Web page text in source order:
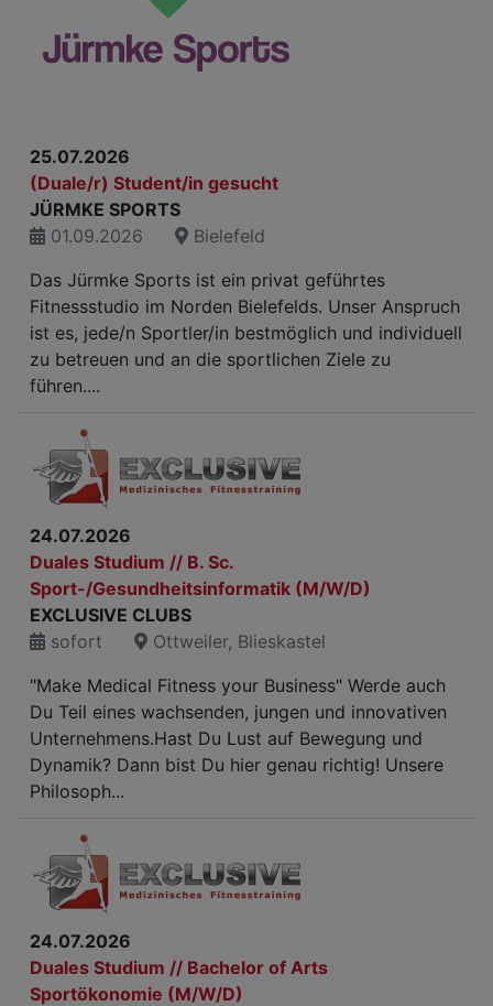
25.07.2026
(Duale/r) Student/in gesucht
JÜRMKE SPORTS
01.09.2026
Bielefeld
Das Jürmke Sports ist ein privat geführtes
Fitnessstudio im Norden Bielefelds. Unser Anspruch
ist es, jede/n Sportler/in bestmöglich und individuell
zu betreuen und an die sportlichen Ziele zu
führen....
24.07.2026
Duales Studium // B. Sc.
Sport-/Gesundheitsinformatik (M/W/D)
EXCLUSIVE CLUBS
sofort
Ottweiler, Blieskastel
"Make Medical Fitness your Business" Werde auch
Du Teil eines wachsenden, jungen und innovativen
Unternehmens.Hast Du Lust auf Bewegung und
Dynamik? Dann bist Du hier genau richtig! Unsere
Philosoph...
24.07.2026
Duales Studium // Bachelor of Arts
Sportökonomie (M/W/D)